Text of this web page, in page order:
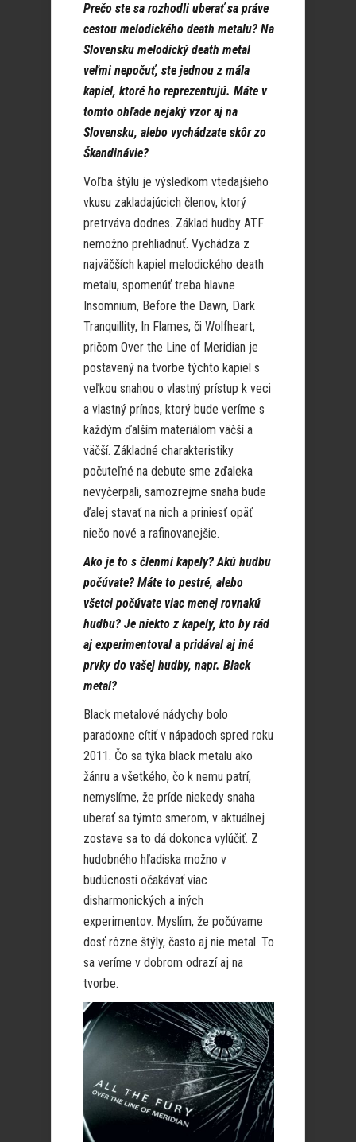
Prečo ste sa rozhodli uberať sa práve
cestou melodického death metalu? Na
Slovensku melodický death metal
veľmi nepočuť, ste jednou z mála
kapiel, ktoré ho reprezentujú. Máte v
tomto ohľade nejaký vzor aj na
Slovensku, alebo vychádzate skôr zo
Škandinávie?
Voľba štýlu je výsledkom vtedajšieho
vkusu zakladajúcich členov, ktorý
pretrváva dodnes. Základ hudby ATF
nemožno prehliadnuť. Vychádza z
najväčších kapiel melodického death
metalu, spomenúť treba hlavne
Insomnium, Before the Dawn, Dark
Tranquillity, In Flames, či Wolfheart,
pričom Over the Line of Meridian je
postavený na tvorbe týchto kapiel s
veľkou snahou o vlastný prístup k veci
a vlastný prínos, ktorý bude veríme s
každým ďalším materiálom väčší a
väčší. Základné charakteristiky
počuteľné na debute sme zďaleka
nevyčerpali, samozrejme snaha bude
ďalej stavať na nich a priniesť opäť
niečo nové a rafinovanejšie.
Ako je to s členmi kapely? Akú hudbu
počúvate? Máte to pestré, alebo
všetci počúvate viac menej rovnakú
hudbu? Je niekto z kapely, kto by rád
aj experimentoval a pridával aj iné
prvky do vašej hudby, napr. Black
metal?
Black metalové nádychy bolo
paradoxne cítiť v nápadoch spred roku
2011. Čo sa týka black metalu ako
žánru a všetkého, čo k nemu patrí,
nemyslíme, že príde niekedy snaha
uberať sa týmto smerom, v aktuálnej
zostave sa to dá dokonca vylúčiť. Z
hudobného hľadiska možno v
budúcnosti očakávať viac
disharmonických a iných
experimentov. Myslím, že počúvame
dosť rôzne štýly, často aj nie metal. To
sa veríme v dobrom odrazí aj na
tvorbe.